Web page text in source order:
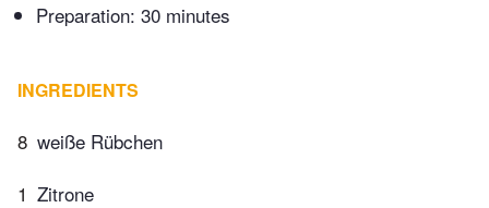
Preparation: 30 minutes
INGREDIENTS
8 weiße Rübchen
1 Zitrone